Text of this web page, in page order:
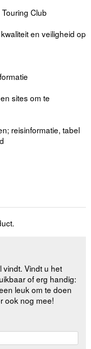
Club
en veiligheid op
sites om te
reisinformatie, tabel
vindt. Vindt u het
of erg handig:
leuk om te doen
ook nog mee!